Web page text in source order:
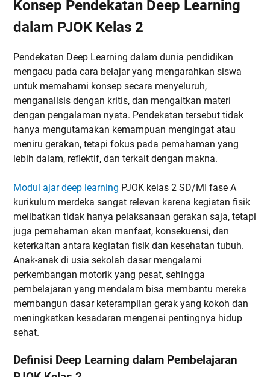
Konsep Pendekatan Deep Learning
dalam PJOK Kelas 2
Pendekatan Deep Learning dalam dunia pendidikan
mengacu pada cara belajar yang mengarahkan siswa
untuk memahami konsep secara menyeluruh,
menganalisis dengan kritis, dan mengaitkan materi
dengan pengalaman nyata. Pendekatan tersebut tidak
hanya mengutamakan kemampuan mengingat atau
meniru gerakan, tetapi fokus pada pemahaman yang
lebih dalam, reflektif, dan terkait dengan makna.
Modul ajar deep learning PJOK kelas 2 SD/MI fase A
kurikulum merdeka sangat relevan karena kegiatan fisik
melibatkan tidak hanya pelaksanaan gerakan saja, tetapi
juga pemahaman akan manfaat, konsekuensi, dan
keterkaitan antara kegiatan fisik dan kesehatan tubuh.
Anak-anak di usia sekolah dasar mengalami
perkembangan motorik yang pesat, sehingga
pembelajaran yang mendalam bisa membantu mereka
membangun dasar keterampilan gerak yang kokoh dan
meningkatkan kesadaran mengenai pentingnya hidup
sehat.
Definisi Deep Learning dalam Pembelajaran